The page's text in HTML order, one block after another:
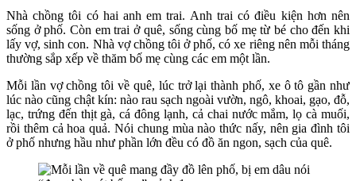
Nhà chồng tôi có hai anh em trai. Anh trai có điều kiện hơn nên
sống ở phố. Còn em trai ở quê, sống cùng bố mẹ từ bé cho đến khi
lấy vợ, sinh con. Nhà vợ chồng tôi ở phố, có xe riêng nên mỗi tháng
thường sắp xếp về thăm bố mẹ cùng các em một lần.
Mỗi lần vợ chồng tôi về quê, lúc trở lại thành phố, xe ô tô gần như
lúc nào cũng chật kín: nào rau sạch ngoài vườn, ngô, khoai, gạo, đỗ,
lạc, trứng đến thịt gà, cá đông lạnh, cả chai nước mắm, lọ cà muối,
rồi thêm cả hoa quả. Nói chung mùa nào thức nấy, nên gia đình tôi
ở phố nhưng hầu như phần lớn đều có đồ ăn ngon, sạch của quê.